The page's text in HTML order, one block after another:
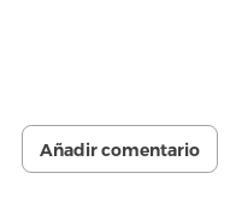
Añadir comentario